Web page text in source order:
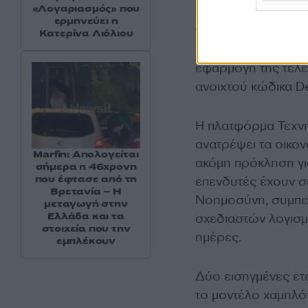
Το υπουργείο
τρεις
εφαρμογή της
ανοιχτού κώδικα
Η πλατφόρμα
ανατρέψει τα
ακόμη πρόκληση
επενδυτές έχουν
Νοημοσύνη,
σχεδιαστών
ημέρες.
Δύο εισηγμένες
το μοντέλο
«Λογαριασμός» που
ερμηνεύει η
Κατερίνα Λιόλιου
Marfin: Απολογείται
σήμερα η 46χρονη
που έφτασε από τη
Βρετανία – Η
μεταγωγή στην
Ελλάδα και τα
στοιχεία που την
εμπλέκουν